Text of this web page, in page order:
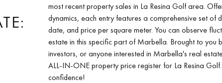
most recent property sales in La Resina Golf area.
dynamics, each entry features a comprehensive set
date, and price per square meter. You can observe
estate in this specific part of Marbella. Brought to you
investors, or anyone interested in Marbella's real
ALL-IN-ONE property price register for La Resina
confidence!